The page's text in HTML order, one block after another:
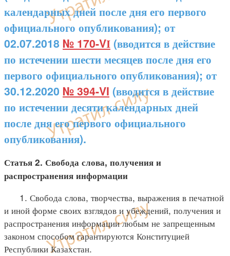
календарных дней после дня его первого
официального опубликования); от
02.07.2018 № 170-VІ (вводится в действие
по истечении шести месяцев после дня его
первого официального опубликования); от
30.12.2020 № 394-VI (вводится в действие
по истечении десяти календарных дней
после дня его первого официального
опубликования).
Статья 2. Свобода слова, получения и
распространения информации
1. Свобода слова, творчества, выражения в печатной
и иной форме своих взглядов и убеждений, получения и
распространения информации любым не запрещенным
законом способом гарантируются Конституцией
Республики Казахстан.